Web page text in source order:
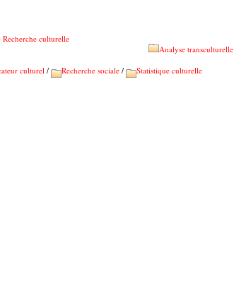
Recherche culturelle
Analyse transculturelle
culturel / Recherche sociale /
Statistique culturelle